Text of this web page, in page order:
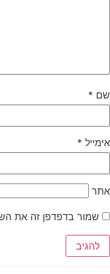
שם *
אימייל *
אתר
שמור בדפדפן זה את